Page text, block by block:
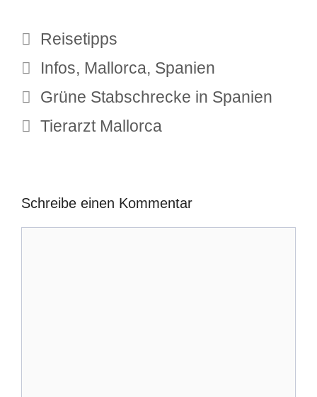
Kategorien
Reisetipps
Schlagwörter
Infos, Mallorca, Spanien
Grüne Stabschrecke in Spanien
Tierarzt Mallorca
Schreibe einen Kommentar